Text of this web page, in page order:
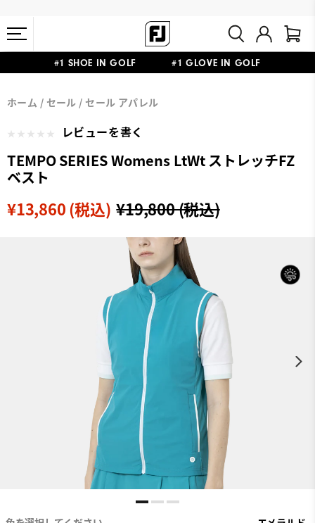
#1 SHOE IN GOLF #1 GLOVE IN GOLF
11,000円
ホーム セール セール アパレル
レビューを書く
TEMPO SERIES Womens LtWt ストレッチFZ
ベスト
¥19,800 (税込)
¥13,860 (税込)